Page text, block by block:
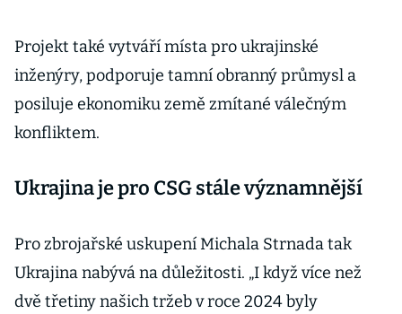
Projekt také vytváří místa pro ukrajinské
inženýry, podporuje tamní obranný průmysl a
posiluje ekonomiku země zmítané válečným
konfliktem.
Ukrajina je pro CSG stále významnější
Pro zbrojařské uskupení Michala Strnada tak
Ukrajina nabývá na důležitosti. „I když více než
dvě třetiny našich tržeb v roce 2024 byly